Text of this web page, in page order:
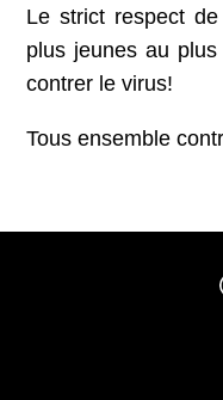
Le strict respect
plus jeunes au
contrer le virus!
Tous ensemble